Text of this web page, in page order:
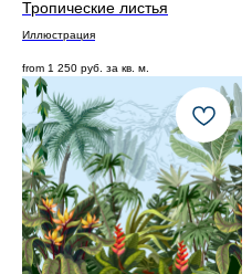
Тропические листья
Иллюстрация
from 1 250 руб. за кв. м.